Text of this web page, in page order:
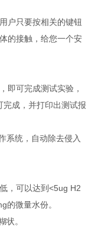
户只要按相关的键钮
的接触，给您一个安
可完成测试实验，
成，并打印出测试报
统，自动除去侵入
，可以达到<5ug H2
的微量水份。
。